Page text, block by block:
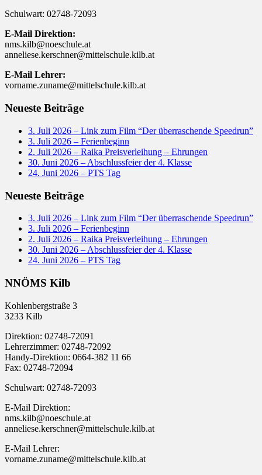
Schulwart: 02748-72093
E-Mail Direktion:
nms.kilb@noeschule.at
anneliese.kerschner@mittelschule.kilb.at
E-Mail Lehrer:
vorname.zuname@mittelschule.kilb.at
Neueste Beiträge
3. Juli 2026 – Link zum Film “Der überraschende Speedrun”
3. Juli 2026 – Ferienbeginn
2. Juli 2026 – Raika Preisverleihung – Ehrungen
30. Juni 2026 – Abschlussfeier der 4. Klasse
24. Juni 2026 – PTS Tag
Neueste Beiträge
3. Juli 2026 – Link zum Film “Der überraschende Speedrun”
3. Juli 2026 – Ferienbeginn
2. Juli 2026 – Raika Preisverleihung – Ehrungen
30. Juni 2026 – Abschlussfeier der 4. Klasse
24. Juni 2026 – PTS Tag
NNÖMS Kilb
Kohlenbergstraße 3
3233 Kilb
Direktion: 02748-72091
Lehrerzimmer: 02748-72092
Handy-Direktion: 0664-382 11 66
Fax: 02748-72094
Schulwart: 02748-72093
E-Mail Direktion:
nms.kilb@noeschule.at
anneliese.kerschner@mittelschule.kilb.at
E-Mail Lehrer:
vorname.zuname@mittelschule.kilb.at